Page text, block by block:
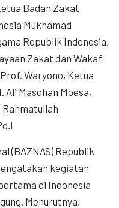
Badan Zakat
Mukhamad
Republik Indonesia,
Zakat dan Wakaf
Waryono, Ketua
Ali Maschan Moesa,
Rahmatullah
(BAZNAS) Republik
kegiatan
di Indonesia
Menurutnya,